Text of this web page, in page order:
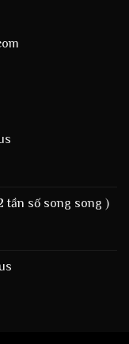
tần số song song )